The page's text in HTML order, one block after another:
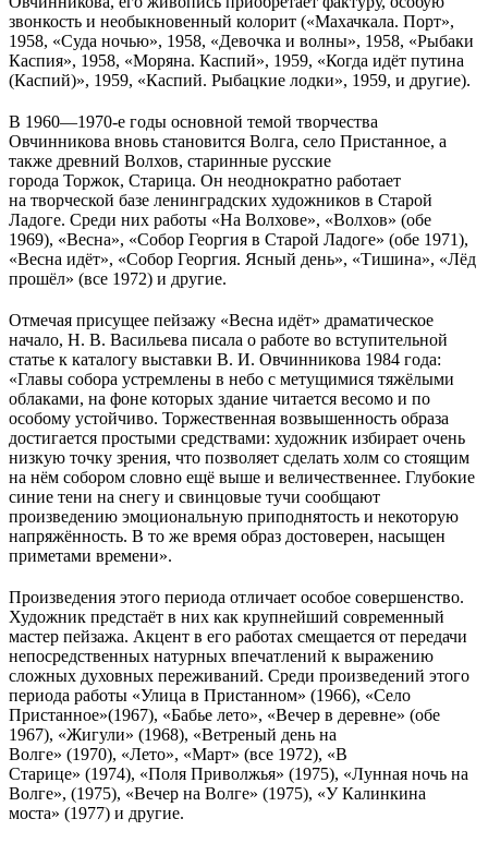
звонкость и необыкновенный колорит («Махачкала. Порт»,
1958, «Суда ночью», 1958, «Девочка и волны», 1958, «Рыбаки
Каспия», 1958, «Моряна. Каспий», 1959, «Когда идёт путина
(Каспий)», 1959, «Каспий. Рыбацкие лодки», 1959, и другие).
В 1960—1970-е годы основной темой творчества
Овчинникова вновь становится Волга, село Пристанное, а
также древний Волхов, старинные русские
города Торжок, Старица. Он неоднократно работает
на творческой базе ленинградских художников в Старой
Ладоге. Среди них работы «На Волхове», «Волхов» (обе
1969), «Весна», «Собор Георгия в Старой Ладоге» (обе 1971),
«Весна идёт», «Собор Георгия. Ясный день», «Тишина», «Лёд
прошёл» (все 1972) и другие.
Отмечая присущее пейзажу «Весна идёт» драматическое
начало, Н. В. Васильева писала о работе во вступительной
статье к каталогу выставки В. И. Овчинникова 1984 года:
«Главы собора устремлены в небо с метущимися тяжёлыми
облаками, на фоне которых здание читается весомо и по
особому устойчиво. Торжественная возвышенность образа
достигается простыми средствами: художник избирает очень
низкую точку зрения, что позволяет сделать холм со стоящим
на нём собором словно ещё выше и величественнее. Глубокие
синие тени на снегу и свинцовые тучи сообщают
произведению эмоциональную приподнятость и некоторую
напряжённость. В то же время образ достоверен, насыщен
приметами времени».
Произведения этого периода отличает особое совершенство.
Художник предстаёт в них как крупнейший современный
мастер пейзажа. Акцент в его работах смещается от передачи
непосредственных натурных впечатлений к выражению
сложных духовных переживаний. Среди произведений этого
периода работы «Улица в Пристанном» (1966), «Село
Пристанное»(1967), «Бабье лето», «Вечер в деревне» (обе
1967), «Жигули» (1968), «Ветреный день на
Волге» (1970), «Лето», «Март» (все 1972), «В
Старице» (1974), «Поля Приволжья» (1975), «Лунная ночь на
Волге», (1975), «Вечер на Волге» (1975), «У Калинкина
моста» (1977) и другие.